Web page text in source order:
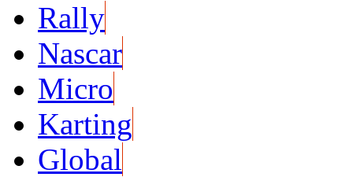
Rally
Nascar
Micro
Karting
Global